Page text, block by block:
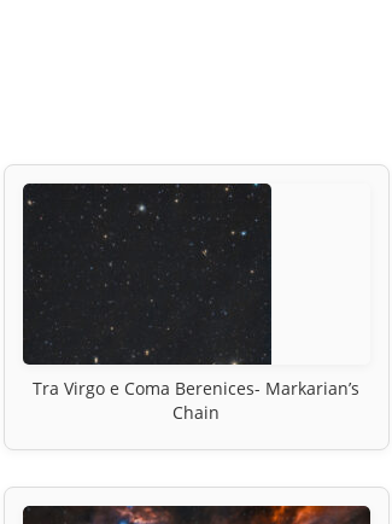
Tra Virgo e Coma Berenices- Markarian’s
Chain